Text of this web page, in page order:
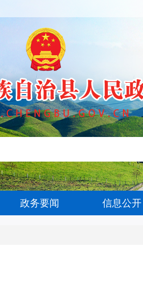
政务要闻 信息公开